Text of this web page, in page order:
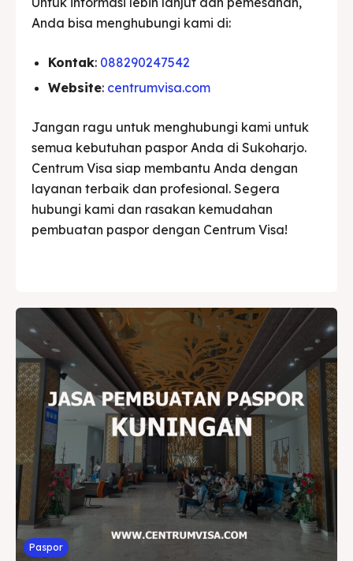
Anda bisa menghubungi kami di:
Kontak: 088290247542
Website: centrumvisa.com
Jangan ragu untuk menghubungi kami untuk
semua kebutuhan paspor Anda di Sukoharjo.
Centrum Visa siap membantu Anda dengan
layanan terbaik dan profesional. Segera
hubungi kami dan rasakan kemudahan
pembuatan paspor dengan Centrum Visa!
Paspor